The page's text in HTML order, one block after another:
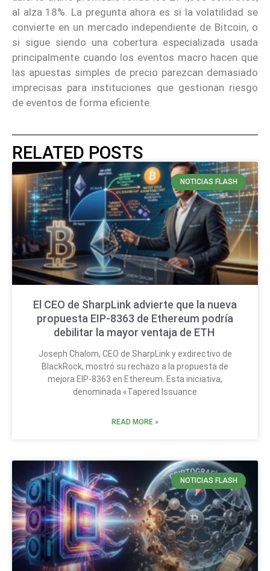
al alza 18%. La pregunta ahora es si la volatilidad se
convierte en un mercado independiente de Bitcoin, o
si sigue siendo una cobertura especializada usada
principalmente cuando los eventos macro hacen que
las apuestas simples de precio parezcan demasiado
imprecisas para instituciones que gestionan riesgo
de eventos de forma eficiente.
RELATED POSTS
NOTICIAS FLASH
El CEO de SharpLink advierte que la nueva
propuesta EIP-8363 de Ethereum podría
debilitar la mayor ventaja de ETH
Joseph Chalom, CEO de SharpLink y exdirectivo de
BlackRock, mostró su rechazo a la propuesta de
mejora EIP-8363 en Ethereum. Esta iniciativa,
denominada «Tapered Issuance
READ MORE »
NOTICIAS FLASH